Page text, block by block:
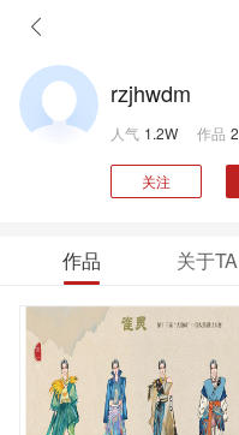
rzjhwdm
人气 1.2W 作品 2
关注
作品 关于TA